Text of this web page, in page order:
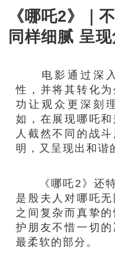
《哪吒2》｜
同样细腻 呈
电影通过深入
性，并将其转化
功让观众更深刻
如，在展现哪吒
人截然不同的战
明，又呈现出和谐
《哪吒2》还特
是殷夫人对哪吒
之间复杂而真挚
护朋友不惜一切
最柔软的部分。